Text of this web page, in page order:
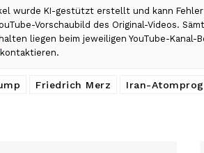
wurde KI-gestützt erstellt und kann
Vorschaubild des Original-Videos.
liegen beim jeweiligen YouTube-Kanal-
kontaktieren.
Friedrich Merz Iran-